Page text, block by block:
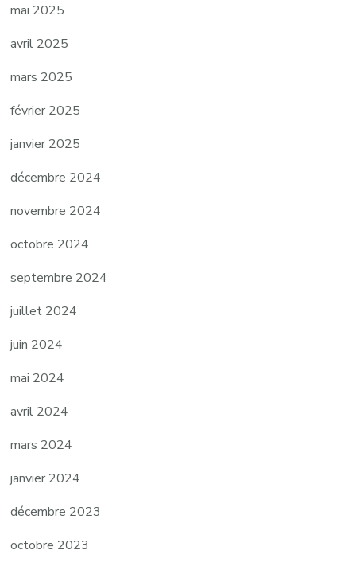
mai 2025
avril 2025
mars 2025
février 2025
janvier 2025
décembre 2024
novembre 2024
octobre 2024
septembre 2024
juillet 2024
juin 2024
mai 2024
avril 2024
mars 2024
janvier 2024
décembre 2023
octobre 2023